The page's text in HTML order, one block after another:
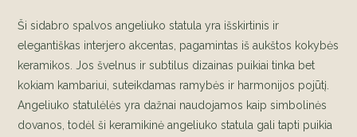
Šisidabro spalvos angeliuko statula yra išskirtinis ir
elegantiškas interjero akcentas, pagamintas iš aukštos kokybės
keramikos. Jos švelnus ir subtilus dizainas puikiai tinka bet
kokiam kambariui, suteikdamas ramybės ir harmonijos pojūtį.
Angeliuko statulėlės yra dažnai naudojamos kaip simbolinės
dovanos, todėl ši keramikinėangeliuko statula gali tapti puikia